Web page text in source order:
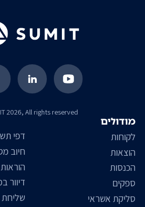
2026, All rights reserved
דפי
חיוב
דיוור
מודולים
לקוחות
הוצאות
הכנסות
ספקים
סליקת אשראי